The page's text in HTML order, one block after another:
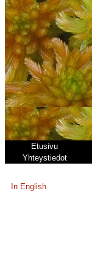
Etusivu
Yhteystiedot
In English